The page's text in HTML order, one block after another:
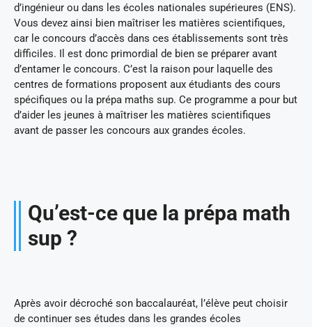
d’ingénieur ou dans les écoles nationales supérieures (ENS).
Vous devez ainsi bien maîtriser les matières scientifiques,
car le concours d’accès dans ces établissements sont très
difficiles. Il est donc primordial de bien se préparer avant
d’entamer le concours. C’est la raison pour laquelle des
centres de formations proposent aux étudiants des cours
spécifiques ou la prépa maths sup. Ce programme a pour but
d’aider les jeunes à maîtriser les matières scientifiques
avant de passer les concours aux grandes écoles.
Qu’est-ce que la prépa math
sup ?
Après avoir décroché son baccalauréat, l’élève peut choisir
de continuer ses études dans les grandes écoles